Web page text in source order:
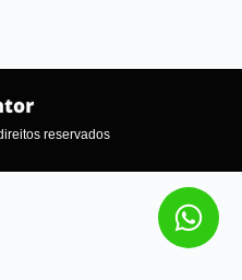
reservados